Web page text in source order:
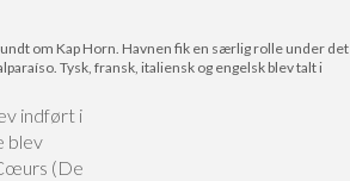
om Kap Horn. Havnen fik en særlig rolle under det
Tysk, fransk, italiensk og engelsk blev talt i
indført i
blev
(De